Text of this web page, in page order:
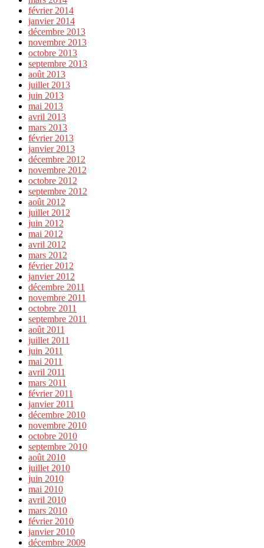
février 2014
janvier 2014
décembre 2013
novembre 2013
octobre 2013
septembre 2013
août 2013
juillet 2013
juin 2013
mai 2013
avril 2013
mars 2013
février 2013
janvier 2013
décembre 2012
novembre 2012
octobre 2012
septembre 2012
août 2012
juillet 2012
juin 2012
mai 2012
avril 2012
mars 2012
février 2012
janvier 2012
décembre 2011
novembre 2011
octobre 2011
septembre 2011
août 2011
juillet 2011
juin 2011
mai 2011
avril 2011
mars 2011
février 2011
janvier 2011
décembre 2010
novembre 2010
octobre 2010
septembre 2010
août 2010
juillet 2010
juin 2010
mai 2010
avril 2010
mars 2010
février 2010
janvier 2010
décembre 2009